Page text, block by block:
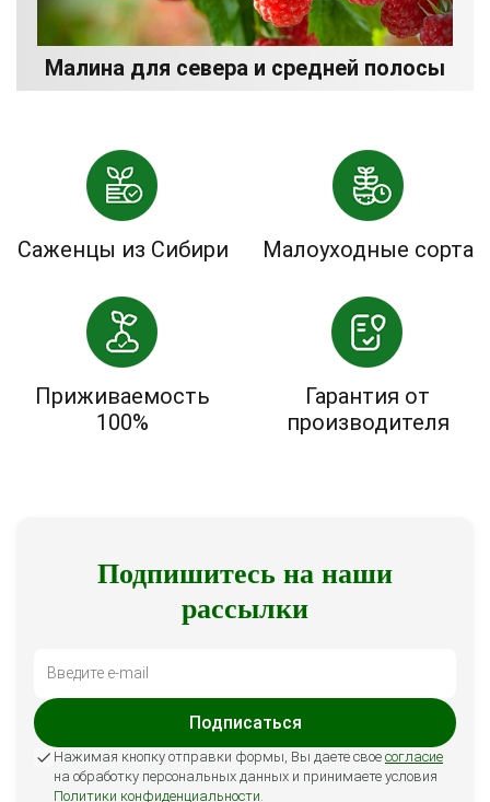
Малина для севера и средней полосы
Саженцы из Сибири Малоуходные сорта
Приживаемость
100%
Гарантия от
производителя
Подпишитесь на наши
рассылки
Подписаться
Нажимая кнопку отправки формы, Вы даете свое согласие
на обработку персональных данных и принимаете условия
Политики конфиденциальности.